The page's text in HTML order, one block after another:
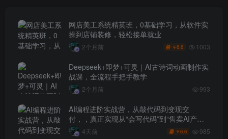
网店美工系统精英班，0基础学习，从软件实
操到店铺装修，轻松接单就业
2个月前 ￥6.6 1003
Deepseek+即梦+可灵｜AI古诗词动画制作实
战课，全流程手把手教学
2个月前 993
AI编程进阶实战营，从敲代码到变现交
付，，真正实现从“会写代码”到“售卖AI产品
盈利”的跨越
4天前 ￥6.6 985